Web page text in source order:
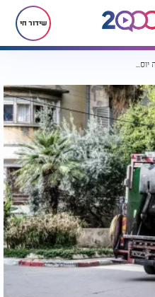
שידור חי
מדוע מרן עובדיה יוסף זצוק"ל נסע במשאית אשפה?